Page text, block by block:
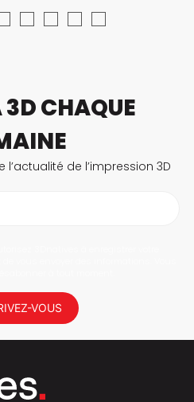
3D CHAQUE
de l’impression 3D
VOUS